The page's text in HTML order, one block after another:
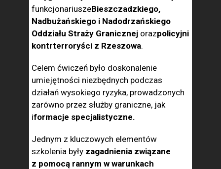
funkcjonariuszeBieszczadzkiego,
Nadbużańskiego i Nadodrzańskiego
Oddziału Straży Granicznej orazpolicyjni
kontrterroryści z Rzeszowa.
Celem ćwiczeń było doskonalenie
umiejętności niezbędnych podczas
działań wysokiego ryzyka, prowadzonych
zarówno przez służby graniczne, jak
iformacje specjalistyczne.
Jednym z kluczowych elementów
szkolenia były zagadnienia związane
z pomocą rannym w warunkach